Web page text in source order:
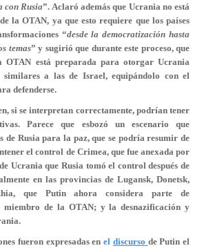
con Rusia”. Aclaró además que Ucrania no está
la OTAN, ya que esto requiere que los países
“desde la democratización hasta
temas” y sugirió que durante este proceso, que
OTAN está preparada para otorgar Ucrania
similares a las de Israel, equipándolo con el
defenderse.
si se interpretan correctamente, podrían tener
Parece que esbozó un escenario que
de Rusia para la paz, que se podría resumir de
el control de Crimea, que fue anexada por
Ucrania que Rusia tomó el control después de
en las provincias de Lugansk, Donetsk,
que Putin ahora considera parte de
miembro de la OTAN; y la desnazificación y
fueron expresadas enel discurso de Putin el